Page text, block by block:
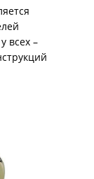
всех –